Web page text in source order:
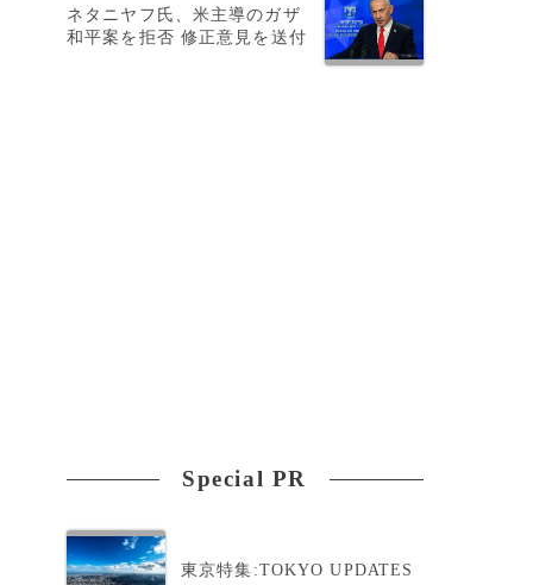
ネタニヤフ氏、米主導のガザ
和平案を拒否 修正意見を送付
Special PR
東京特集:TOKYO UPDATES